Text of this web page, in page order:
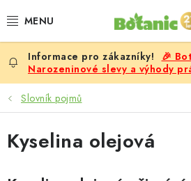
na
PREMIUM
DOPLŇKY STRAVY
CÍLE
🎉
Narozeninové slevy a výhody
Slovník pojmů
Kyselina olejová